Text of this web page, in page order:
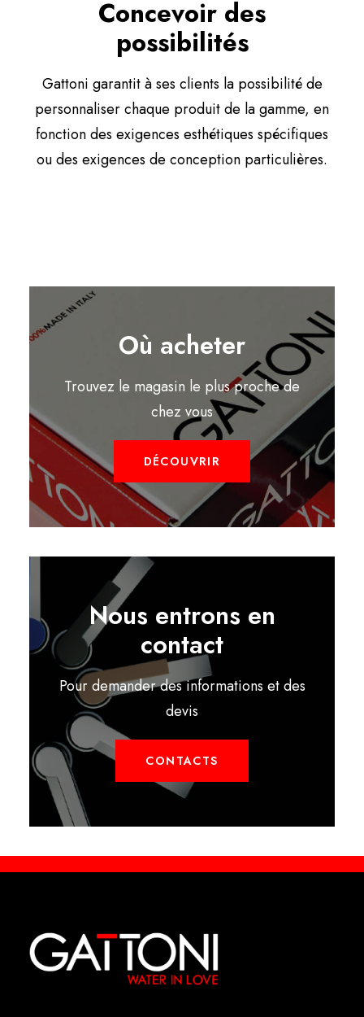
Concevoir des
possibilités
Gattoni garantit à ses clients la possibilité de
personnaliser chaque produit de la gamme, en
fonction des exigences esthétiques spécifiques
ou des exigences de conception particulières.
Où acheter
Trouvez le magasin le plus proche de
chez vous
DÉCOUVRIR
Nous entrons en
contact
Pour demander des informations et des
devis
CONTACTS